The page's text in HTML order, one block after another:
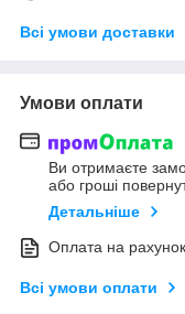
Всі умови доставки
Умови оплати
Ви отримаєте
або гроші
Детальніше
Оплата на рахунок
Всі умови оплати